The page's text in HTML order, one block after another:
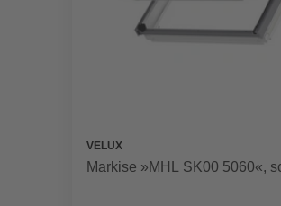
VELUX
Markise »MHL SK00 5060«,